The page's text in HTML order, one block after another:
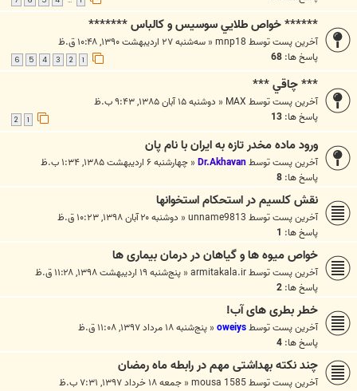
****** خواص طلايي سوسيس و کالباس *******
آخرین پست توسطmnp18
« سه‌شنبه ۲۷ اردیبهشت ۱۳۹۰, ۱۰:۴۸ ق.ظ
پاسخ ها: 68
3
4
5
6
*** چاقي‌ ***
آخرین پست توسطMAX
« دوشنبه ۱۵ آبان ۱۳۸۵, ۹:۴۳ ب.ظ
پاسخ ها: 13
ورود ماده مخدر تازه به ايران با نام پان
آخرین پست توسطDr.Akhavan
« چهارشنبه ۶ اردیبهشت ۱۳۸۵, ۱:۳۴ ب.ظ
پاسخ ها: 8
نقش کلسیم در استحکام استخوانها
آخرین پست توسطunname9813
« دوشنبه ۲۰ آبان ۱۳۹۸, ۱۰:۲۳ ق.ظ
پاسخ ها: 1
خواص میوه ها و گیاهان در درمان بیماری ها
آخرین پست توسطarmitakala.ir
« پنج‌شنبه ۱۹ اردیبهشت ۱۳۹۸, ۱۱:۲۸ ق.ظ
پاسخ ها: 2
خطر بطری های آب!
آخرین پست توسطoweiys
« پنج‌شنبه ۱۸ مرداد ۱۳۹۷, ۱۱:۰۸ ق.ظ
پاسخ ها: 4
چند نکته بهداشتی مهم در رابطه ماه رمضان
آخرین پست توسطmousa 1585
« جمعه ۱۸ خرداد ۱۳۹۷, ۷:۳۱ ب.ظ